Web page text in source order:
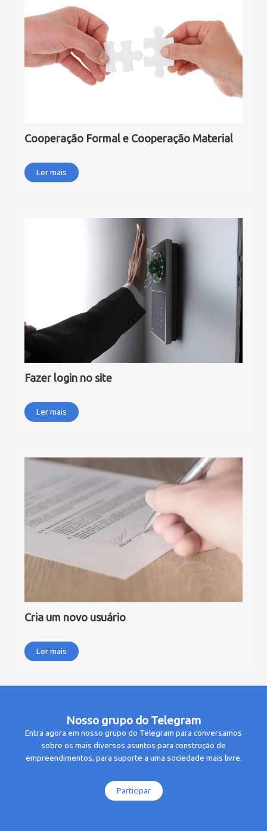
Cooperação Formal e Cooperação Material
Ler mais
Fazer login no site
Ler mais
Cria um novo usuário
Ler mais
Nosso grupo do Telegram
Entra agora em nosso grupo do Telegram para conversamos
sobre os mais diversos asuntos para construção de
empreendimentos, para suporte a uma sociedade mais livre.
Participar